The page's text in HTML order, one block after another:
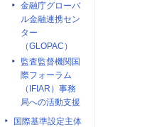
金融庁グローバ
ル金融連携セン
ター
（GLOPAC）
監査監督機関国
際フォーラム
（IFIAR）事務
局への活動支援
国際基準設定主体